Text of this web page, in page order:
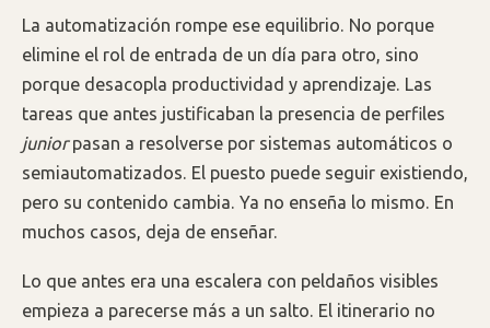
La automatización rompe ese equilibrio. No porque
elimine el rol de entrada de un día para otro, sino
porque desacopla productividad y aprendizaje. Las
tareas que antes justificaban la presencia de perfiles
juniorpasan a resolverse por sistemas automáticos o
semiautomatizados. El puesto puede seguir existiendo,
pero su contenido cambia. Ya no enseña lo mismo. En
muchos casos, deja de enseñar.
Lo que antes era una escalera con peldaños visibles
empieza a parecerse más a un salto. El itinerario no